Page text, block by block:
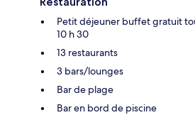
Petit déjeuner buffet gratuit
10 h 30
13 restaurants
3 bars/lounges
Bar de plage
Bar en bord de piscine